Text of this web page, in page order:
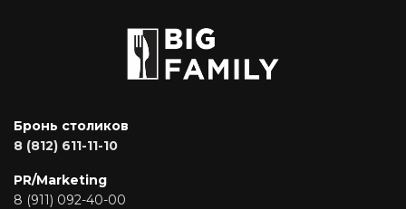
Бронь столиков
8 (812) 611-11-10
PR/Marketing
8 (911) 092-40-00